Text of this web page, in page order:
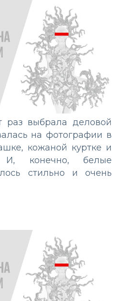
раз выбрала деловой
на фотографии в
кожаной куртке и
И, конечно, белые
стильно и очень